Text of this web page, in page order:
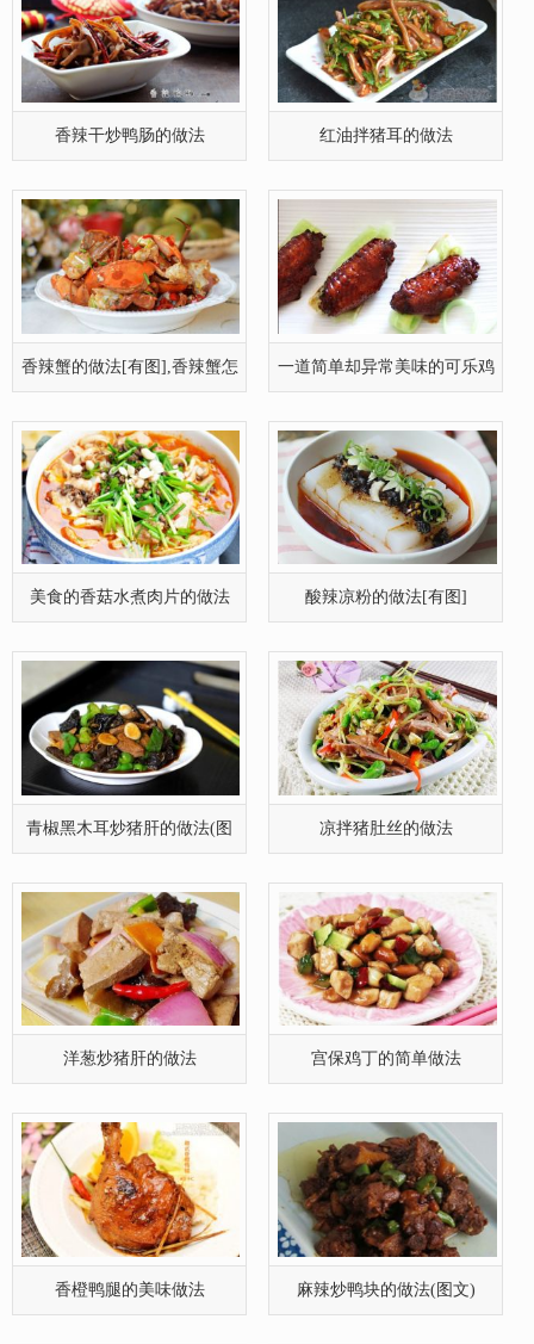
香辣蟹的做法[有图],香辣蟹怎
么做好
一道简单却异常美味的可乐鸡
翅的做
美食的香菇水煮肉片的做法 酸辣凉粉的做法[有图]
青椒黑木耳炒猪肝的做法(图
文)
凉拌猪肚丝的做法
洋葱炒猪肝的做法 宫保鸡丁的简单做法
香橙鸭腿的美味做法 麻辣炒鸭块的做法(图文)
黄瓜炒里脊肉片的做法 西芹炒猪肚条的做法